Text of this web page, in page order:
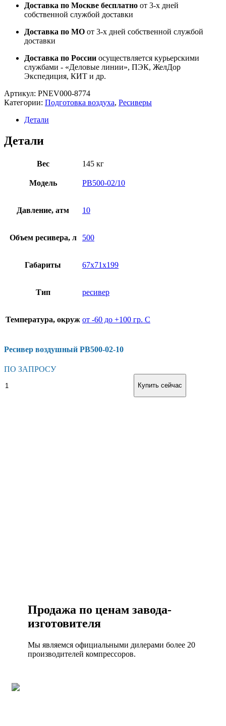
Доставка по Москве бесплатно от 3-х дней
собственной службой доставки
Доставка по МО от 3-х дней собственной службой
доставки
Доставка по России осуществляется курьерскими
службами - «Деловые линии», ПЭК, ЖелДор
Экспедиция, КИТ и др.
Артикул: PNEV000-8774
Категории: Подготовка воздуха, Ресиверы
Детали
Детали
Вес 145 кг
Модель РВ500-02/10
Давление, атм 10
Объем ресивера, л 500
Габариты 67х71х199
Тип ресивер
Температура, окруж от -60 до +100 гр. С
Ресивер воздушный РВ500-02-10
ПО ЗАПРОСУ
Купить сейчас
Продажа по ценам завода-
изготовителя
Мы являемся официальными дилерами более 20
производителей компрессоров.